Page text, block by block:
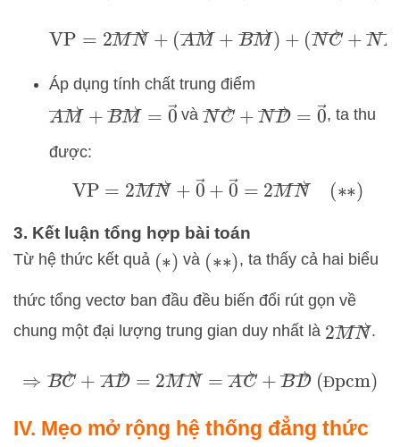
VP=2MN→+(AM→+BM →)+
Áp dụng tính chất trung điểm
AM→+BM→=0 →
vàNC→+ND → =0 →
, ta thu
được:
VP=2MN→+0→ +0→= 2MN→ ∗∗)
3. Kết luận tổng hợp bài toán
Từ hệ thức kết quả (∗) và (∗∗ )
, ta thấy cả hai biểu
thức tổng vectơ ban đầu đều biến đổi rút gọn về
chung một đại lượng trung gian duy nhất là 2MN→.
Đ
⇒B C→ + AD→ =2MN→ =AC→ + BD→(Đpcm)
IV. Mẹo mở rộng hệ thống đẳng thức